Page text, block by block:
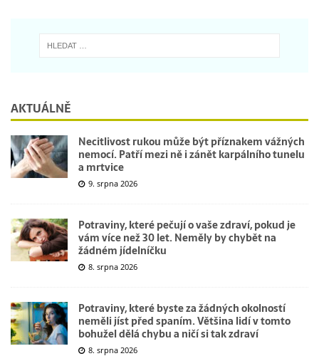
AKTUÁLNĚ
Necitlivost rukou může být příznakem vážných
nemocí. Patří mezi ně i zánět karpálního tunelu
a mrtvice
9. srpna 2026
Potraviny, které pečují o vaše zdraví, pokud je
vám více než 30 let. Neměly by chybět na
žádném jídelníčku
8. srpna 2026
Potraviny, které byste za žádných okolností
neměli jíst před spaním. Většina lidí v tomto
bohužel dělá chybu a ničí si tak zdraví
8. srpna 2026